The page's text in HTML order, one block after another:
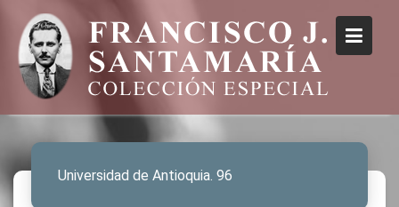
Universidad de Antioquia. 96